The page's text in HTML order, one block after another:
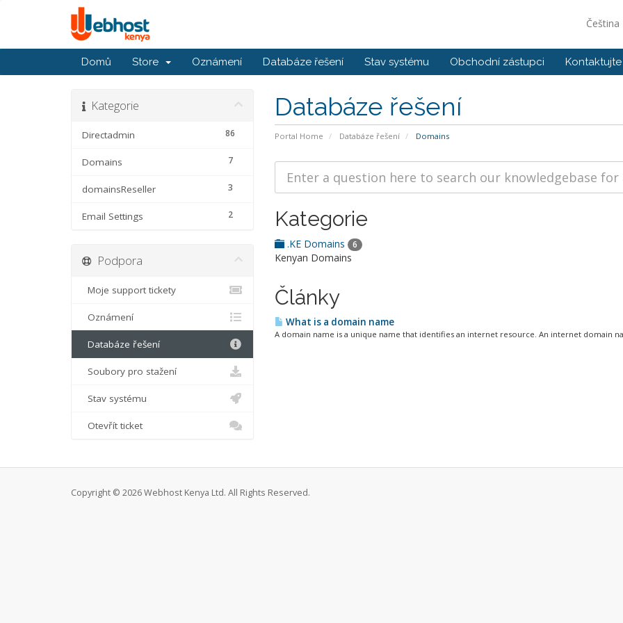
Čeština
Domů Store Oznámení Databáze řešení Stav systému Obchodní zástupci
Databáze řešení
Portal Home Databáze řešení Domains
Kategorie
86
Directadmin
7
Domains
3
domainsReseller
2
Email Settings Kategorie
.KE Domains 6
Kenyan Domains
Články
What is a domain name
A domain name is a unique name that identifies an internet resource. An internet domain
Podpora
Moje support tickety
Oznámení
Databáze řešení
Soubory pro stažení
Stav systému
Otevřít ticket
Copyright © 2026 Webhost Kenya Ltd. All Rights Reserved.